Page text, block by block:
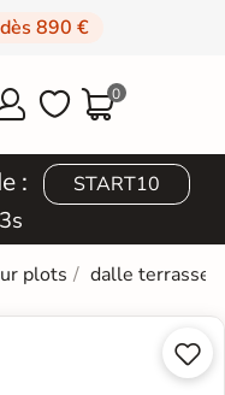
890 €
 0
: START10
plots dalle terrasse

